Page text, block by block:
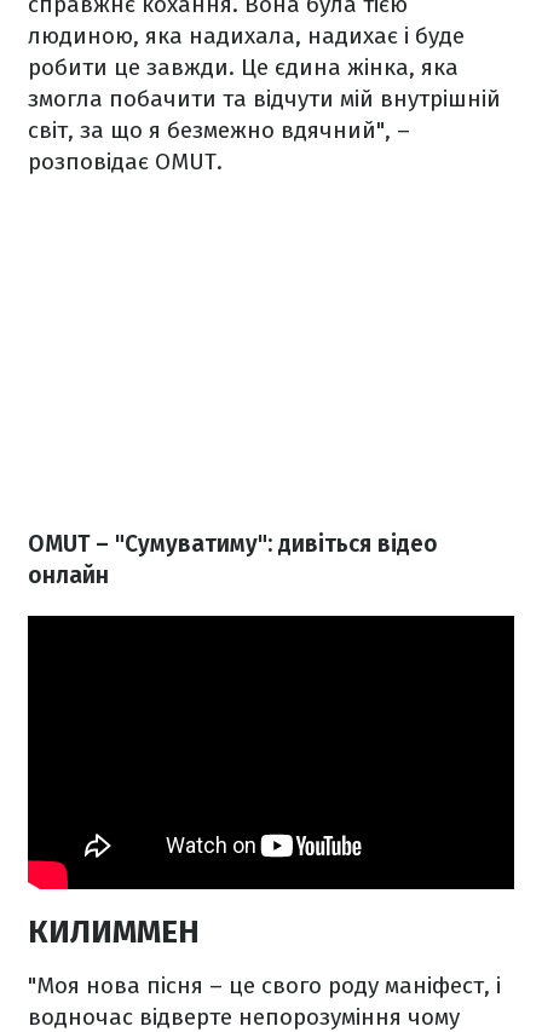
людиною, яка надихала, надихає і буде
робити це завжди. Це єдина жінка, яка
змогла побачити та відчути мій внутрішній
світ, за що я безмежно вдячний", –
розповідає OMUT.
OMUT – "Сумуватиму": дивіться відео
онлайн
КИЛИММЕН
"Моя нова пісня – це свого роду маніфест, і
водночас відверте непорозуміння чому